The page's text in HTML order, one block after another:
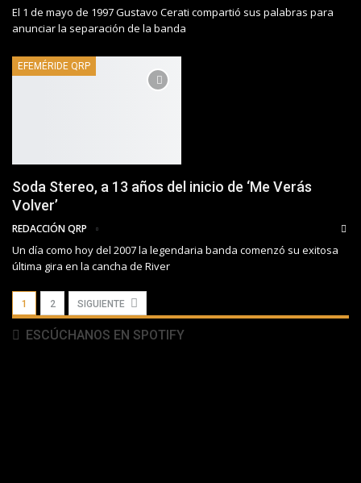
El 1 de mayo de 1997 Gustavo Cerati compartió sus palabras para
anunciar la separación de la banda
EFEMÉRIDE QRP
Soda Stereo, a 13 años del inicio de ‘Me Verás
Volver’
REDACCIÓN QRP
Un día como hoy del 2007 la legendaria banda comenzó su exitosa
última gira en la cancha de River
1 2 SIGUIENTE
ESCÚCHANOS EN SPOTIFY